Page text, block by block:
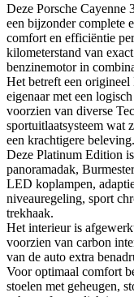
Deze Porsche
een bijzonder complete
comfort en efficiëntie
kilometerstand van
benzinemotor in
Het betreft een origineel
eigenaar met een
voorzien van diverse
sportuitlaatsysteem wat
een krachtigere beleving.
Deze Platinum Edition
panoramadak,
LED koplampen,
niveauregeling, sport
trekhaak.
Het interieur is
voorzien van carbon
van de auto extra
Voor optimaal comfort
stoelen met geheugen,